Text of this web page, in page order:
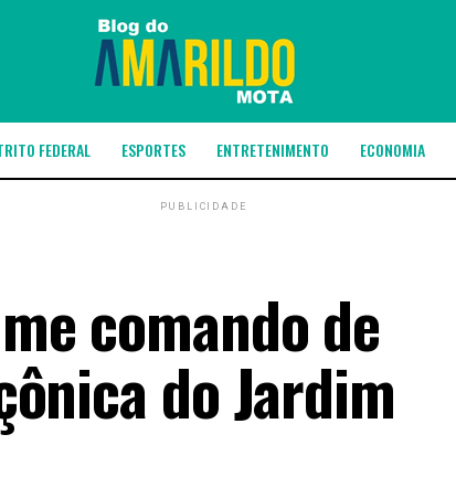
FEDERAL ESPORTES ENTRETENIMENTO ECONOMIA
PUBLICIDADE
comando de
do Jardim